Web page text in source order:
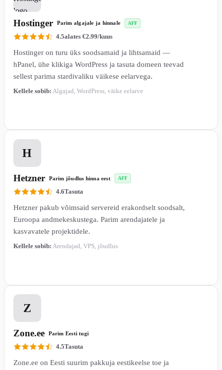
Hostinger Parim algajale ja hinnale AFF
4.5alates €2.99/kuus
Hostinger on turu üks soodsamaid ja lihtsamaid —
hPanel, ühe klikiga WordPress ja tasuta domeen teevad
sellest parima stardivaliku väikese eelarvega.
Kellele sobib: Algajad, WordPress, väike eelarve
H
Hetzner Parim jõudlus hinna eest AFF
4.6Tasuta
Hetzner pakub võimsaid servereid erakordselt soodsalt,
Euroopa andmekeskustega. Parim arendajatele ja
kasvavatele projektidele.
Kellele sobib: Arendajad, VPS, jõudlus
Z
Zone.ee Parim Eesti tugi
4.5Tasuta
Zone.ee on Eesti suurim pakkuja eestikeelse toe ja